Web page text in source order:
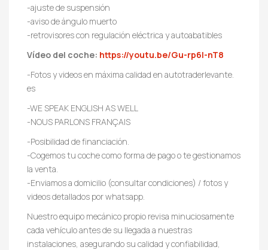
-ajuste de suspensión
-aviso de ángulo muerto
-retrovisores con regulación eléctrica y autoabatibles
Vídeo del coche: https://youtu.be/Gu-rp6l-nT8
-Fotos y videos en máxima calidad en autotraderlevante.
es
-WE SPEAK ENGLISH AS WELL
-NOUS PARLONS FRANÇAIS
-Posibilidad de financiación.
-Cogemos tu coche como forma de pago o te gestionamos
la venta.
-Enviamos a domicilio (consultar condiciones) / fotos y
videos detallados por whatsapp.
Nuestro equipo mecánico propio revisa minuciosamente
cada vehículo antes de su llegada a nuestras
instalaciones, asegurando su calidad y confiabilidad,